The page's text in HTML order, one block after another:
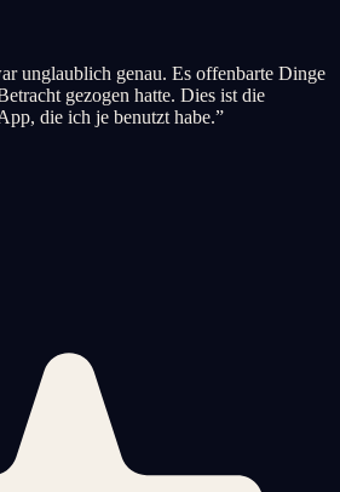
unglaublich genau. Es offenbarte Dinge
gezogen hatte. Dies ist die
die ich je benutzt habe.”